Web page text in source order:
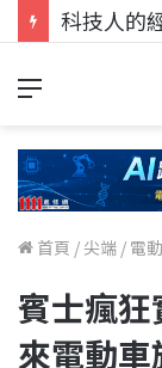
科技人找
首頁 /尖端 / 電
賓士瘋
來電動車